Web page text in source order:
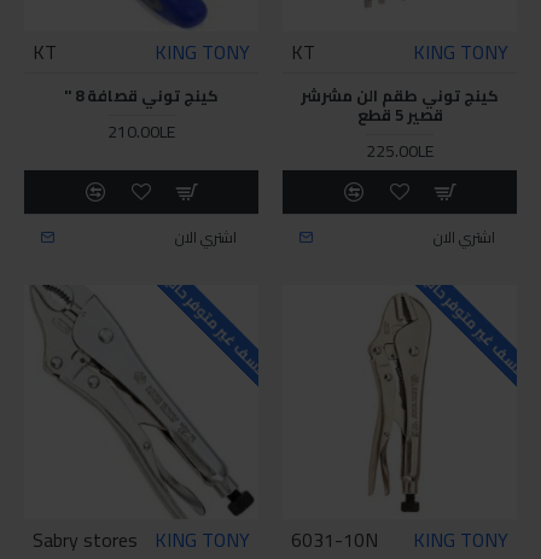
KING TONY
KT
كينج توني طقم الن مشرشر
قصير 5 قطع
225.00LE
اشتري الان
KING TONY
KT
كينج توني قصافة 8 "
210.00LE
اشتري الان
للاسف غير متوفر حاليا
KING TONY
6031-10N
للاسف غير متوفر حاليا
KING TONY
Sabry stores